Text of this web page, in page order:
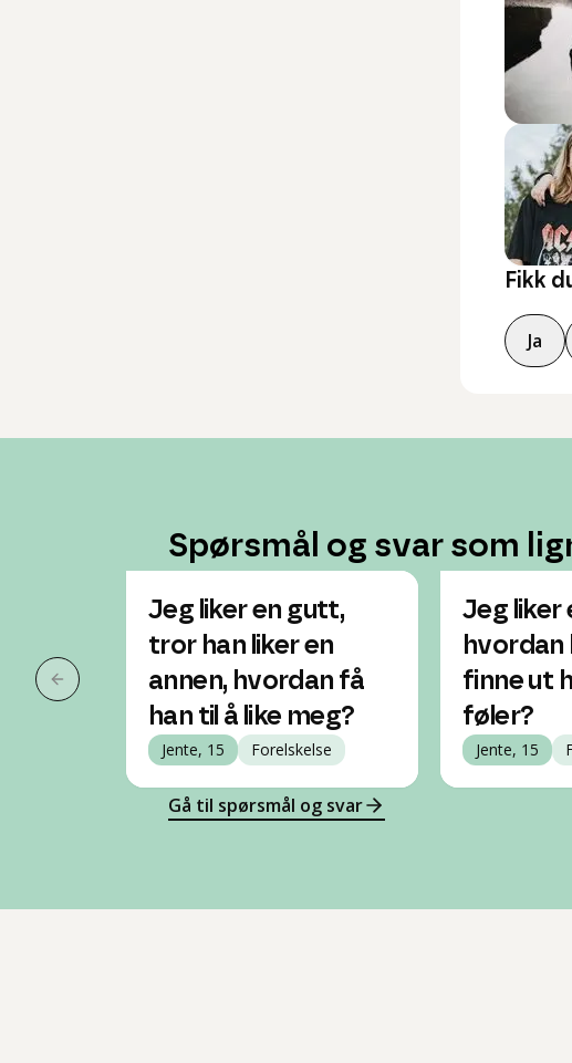
Fikk
Ja
Spørsmål og svar som
Forrige slide
Jeg liker en gutt,
tror han liker en
annen, hvordan få
han til å like meg?
Jente, 15 Forelskelse
Jeg liker
hvordan
finne ut
føler?
Jente, 15
Gå til spørsmål og svar